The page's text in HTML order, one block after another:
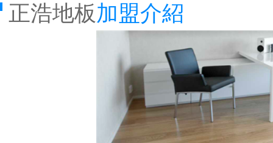
正浩地板加盟介紹